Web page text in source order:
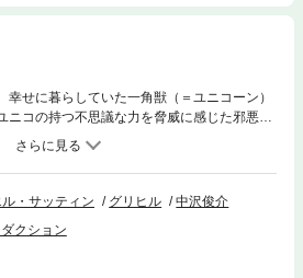
せに暮らしていた一角獣（＝ユニコーン）
ニコの持つ不思議な力を脅威に感じた邪悪な
風（ゼフィルス）に命令して、プシケのもと
。女神に逆らえない西風は、ユニコが記憶を
では置き去りにしていく──そんななか、と
たユニコは、自身の秘めたパワーを発揮し
Awakening (Volume 1)』©2025 by Tez
LLC, Samuel Sattin, and Gurihiru ( Chifuy
・サッティン グリヒル
中沢俊介
クション